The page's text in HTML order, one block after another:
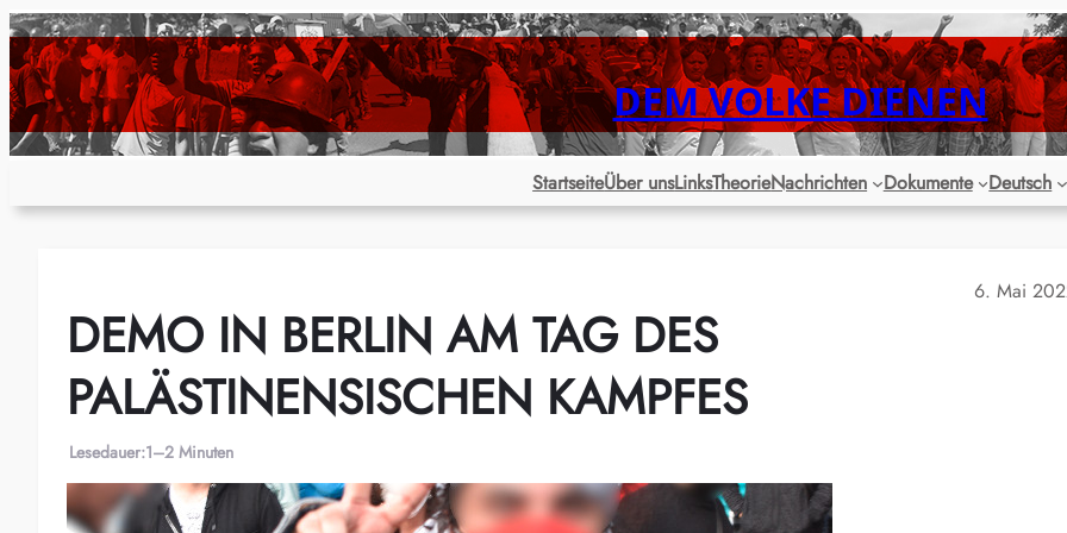
Zum
Inhalt
springen
DEM VOLKE DIENEN
StartseiteÜber unsLinksTheorieNachrichten Dokumente Deutsch
6. Mai
DEMO IN BERLIN AM TAG DES
PALÄSTINENSISCHEN KAMPFES
Lesedauer:1–2 Minuten